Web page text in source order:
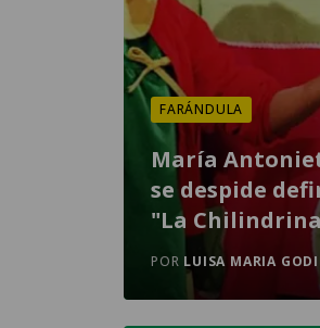
FARÁNDULA
María
se despide
"La
POR LUISA MARIA